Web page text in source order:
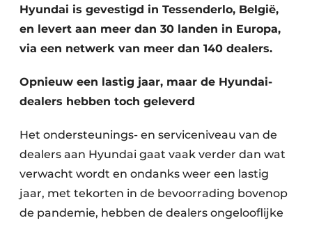
Fundering
Kopen/Huren/Leasen
Sloop & Recycling
Machines & Materieel
Hyundai is gevestigd in Tessenderlo, België,
en levert aan meer dan 30 landen in Europa,
via een netwerk van meer dan 140 dealers.
Opnieuw een lastig jaar, maar de Hyundai-
dealers hebben toch geleverd
Het ondersteunings- en serviceniveau van de
dealers aan Hyundai gaat vaak verder dan wat
verwacht wordt en ondanks weer een lastig
jaar, met tekorten in de bevoorrading bovenop
de pandemie, hebben de dealers ongelooflijke